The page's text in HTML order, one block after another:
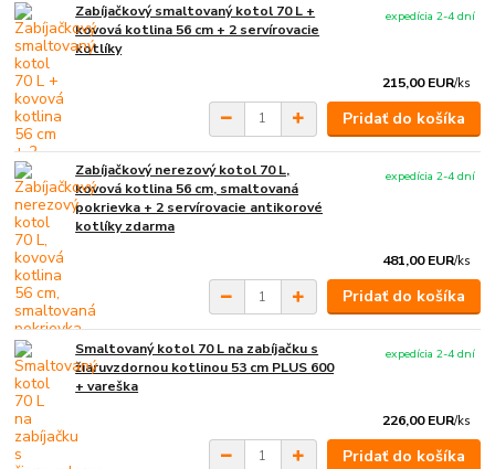
Zabíjačkový smaltovaný kotol 70 L +
kovová kotlina 56 cm + 2 servírovacie
kotlíky
215,00 EUR/ks
expedícia 2-4 dní
Pridať do košíka
Zabíjačkový nerezový kotol 70 L,
kovová kotlina 56 cm, smaltovaná
pokrievka + 2 servírovacie antikorové
kotlíky zdarma
481,00 EUR/ks
expedícia 2-4 dní
Pridať do košíka
Smaltovaný kotol 70 L na zabíjačku s
žiaruvzdornou kotlinou 53 cm PLUS 600
+ vareška
226,00 EUR/ks
expedícia 2-4 dní
Pridať do košíka